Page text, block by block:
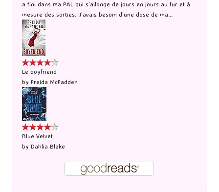
a fini dans ma PAL qui s’allonge de jours en jours au fur et à
mesure des sorties. J’avais besoin d’une dose de ma...
Le boyfriend
by Freida McFadden
Blue Velvet
by Dahlia Blake